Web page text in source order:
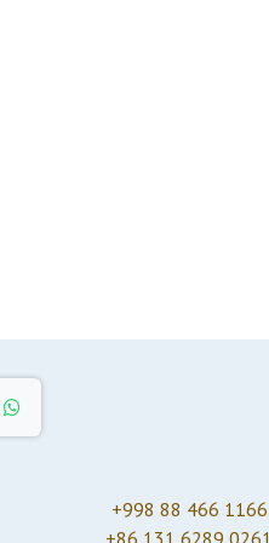
+998 88 466 1166
+86 131 6289 0261